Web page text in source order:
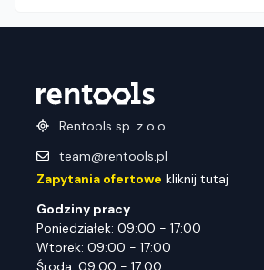
Rentools sp. z o.o.
team@rentools.pl
Zapytania ofertowe kliknij tutaj
Godziny pracy
Poniedziałek: 09:00 - 17:00
Wtorek: 09:00 - 17:00
Środa: 09:00 - 17:00